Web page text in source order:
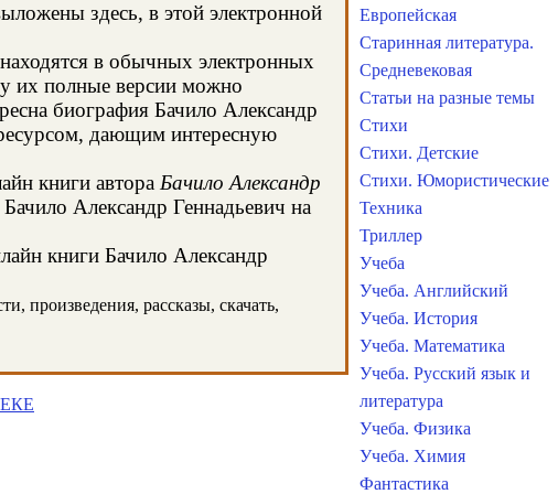
здесь, в этой электронной
в обычных электронных
их полные версии можно
биография Бачило Александр
дающим интересную
книги автора Бачило Александр
Александр Геннадьевич на
книги Бачило Александр
произведения, рассказы, скачать,
Европейская
Старинная литература.
Средневековая
Статьи на разные темы
Стихи
Стихи. Детские
Стихи. Юмористические
Техника
Триллер
Учеба
Учеба. Английский
Учеба. История
Учеба. Математика
Учеба. Русский язык и
литература
Учеба. Физика
Учеба. Химия
Фантастика